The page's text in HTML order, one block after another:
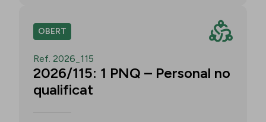
OBERT
Ref. 2026_115
2026/115: 1 PNQ – Personal no
qualificat